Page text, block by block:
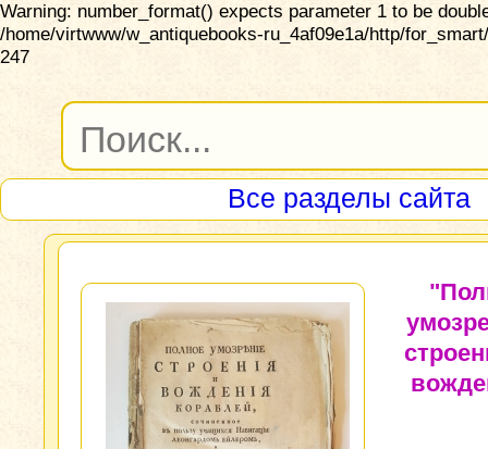
Warning: number_format() expects parameter 1 to be
/home/virtwww/w_antiquebooks-ru_4af09e1a/http/
247
Все разделы сайта